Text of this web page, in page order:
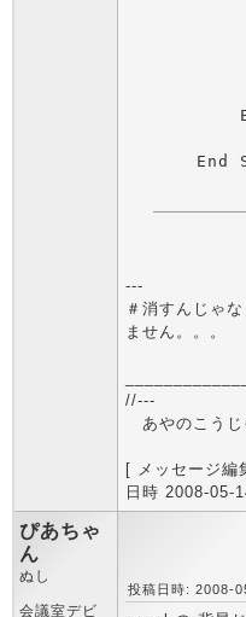
---
＃消すんじゃ
ません。。。
//---
あやのこう
[ メッセージ
日時 2008-05-
ぴあちゃ
ん
ぬし
会議室デビ
投稿日時: 2008-